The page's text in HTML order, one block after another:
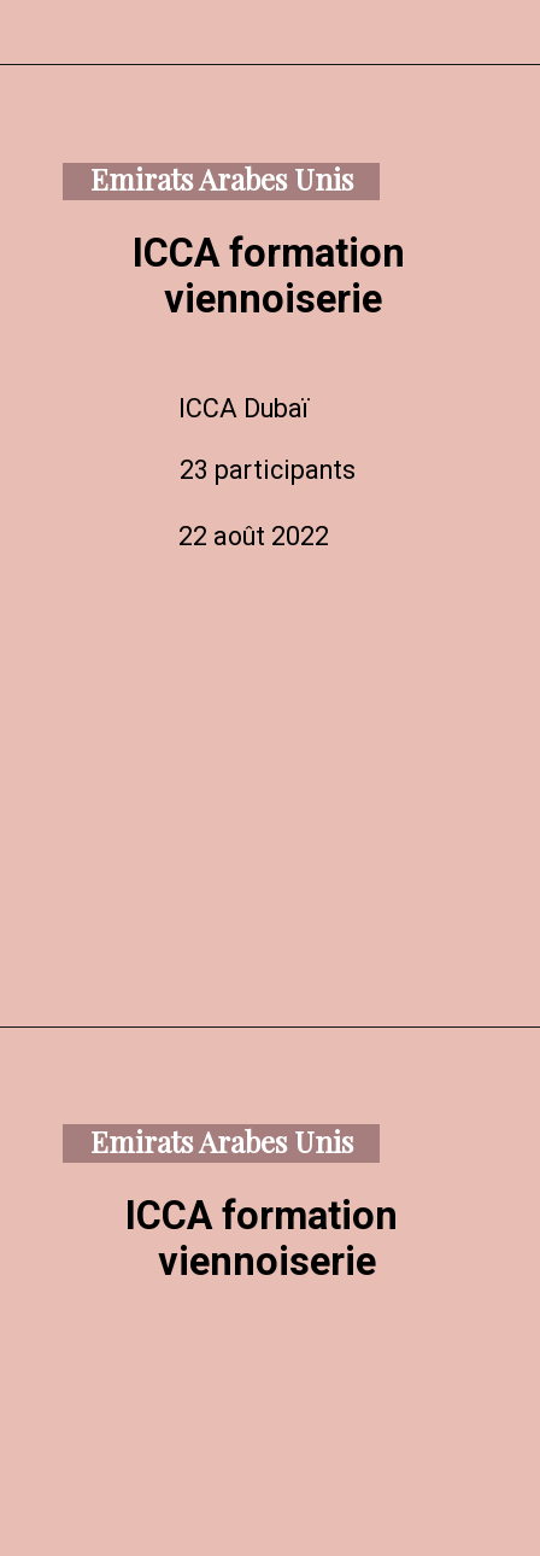
ICCA formation
viennoiserie
ICCA Dubaï
23 participants
22 août 2022
Emirats Arabes Unis
ICCA formation
viennoiserie
Emirats Arabes Unis